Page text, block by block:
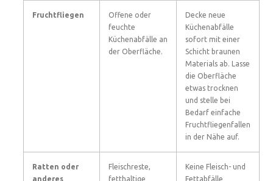
Fruchtfliegen
Offene oder
feuchte
Küchenabfälle an
der Oberfläche.
Decke neue
Küchenabfälle
sofort mit einer
Schicht braunen
Materials ab. Lasse
die Oberfläche
etwas trocknen
und stelle bei
Bedarf einfache
Fruchtfliegenfallen
in der Nähe auf.
Ratten oder
anderes
Fleischreste,
fetthaltige
Keine Fleisch- und
Fettabfälle